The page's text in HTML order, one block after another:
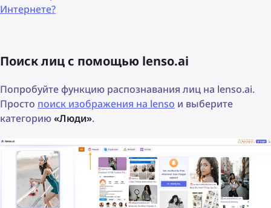
Интернете?
Поиск лиц с помощью lenso.ai
Попробуйте функцию распознавания лиц на lenso.ai.
Просто поиск изображения на lenso и выберите
категорию«Люди».